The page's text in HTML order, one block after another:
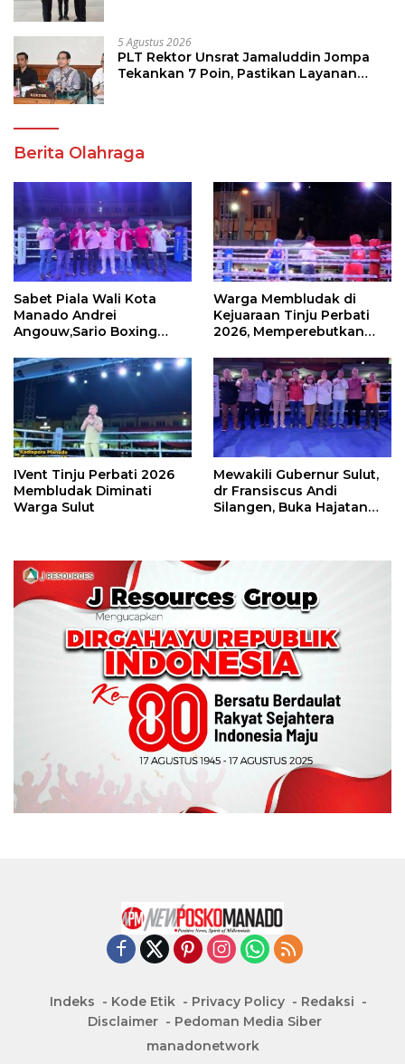
5 Agustus 2026
PLT Rektor Unsrat Jamaluddin Jompa
Tekankan 7 Poin, Pastikan Layanan
Berita Olahraga
Sabet Piala Wali Kota
Manado Andrei
Angouw,Sario Boxing
Perbati 2026
Warga Membludak di
Kejuaraan Tinju Perbati
2026, Memperebutkan
IVent Tinju Perbati 2026
Membludak Diminati
Warga Sulut
Mewakili Gubernur Sulut,
dr Fransiscus Andi
Silangen, Buka Hajatan
Indeks Kode Etik Privacy Policy
Redaksi
Disclaimer
Pedoman Media Siber
manadonetwork